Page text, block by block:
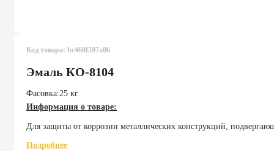
Код товара: bc468f597a06
Эмаль КО-8104
Фасовка:25 кг
Информация о товаре:
Для защиты от коррозии металлических конструкций,
Подробнее